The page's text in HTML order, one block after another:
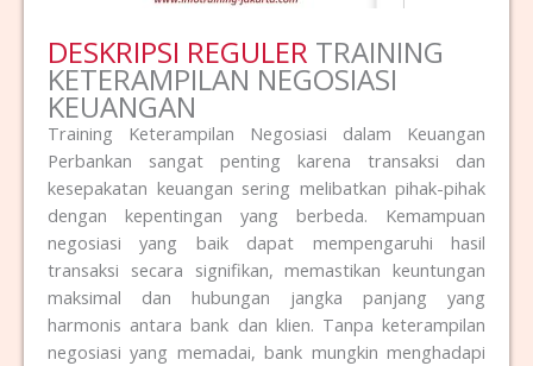
DESKRIPSI REGULER TRAINING
KETERAMPILAN NEGOSIASI
KEUANGAN
Training Keterampilan Negosiasi dalam Keuangan
Perbankan sangat penting karena transaksi dan
kesepakatan keuangan sering melibatkan pihak-pihak
dengan kepentingan yang berbeda. Kemampuan
negosiasi yang baik dapat mempengaruhi hasil
transaksi secara signifikan, memastikan keuntungan
maksimal dan hubungan jangka panjang yang
harmonis antara bank dan klien. Tanpa keterampilan
negosiasi yang memadai, bank mungkin menghadapi